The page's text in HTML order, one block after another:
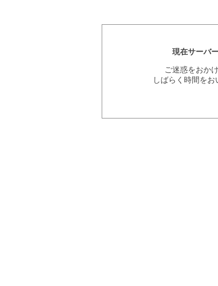
現在サーバ
ご迷惑をおか
しばらく時間を